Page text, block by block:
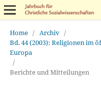
Home / Archiv /
Bd. 44 (2003): Religionen im
Europa
/
Berichte und Mitteilungen